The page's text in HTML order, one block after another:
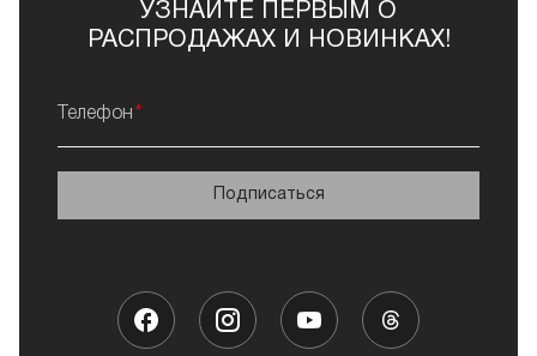
УЗНАЙТЕ ПЕРВЫМ О
РАСПРОДАЖАХ И НОВИНКАХ!
Телефон
Подписаться